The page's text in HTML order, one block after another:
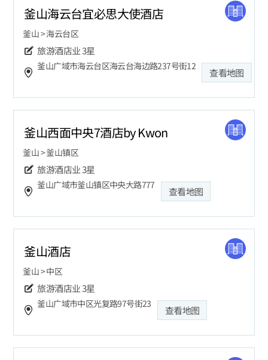
釜山海云台宜必思大使酒店
釜山 > 海云台区
旅游酒店业3星
釜山广域市海云台区海云台海边路237号街12
查看地图
釜山西面中央7酒店by Kwon
釜山 > 釜山镇区
旅游酒店业3星
釜山广域市釜山镇区中央大路777
查看地图
釜山酒店
釜山 > 中区
旅游酒店业3星
釜山广域市中区光复路97号街23
查看地图